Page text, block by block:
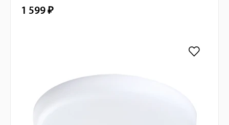
Стоимость товара
1 599 ₽